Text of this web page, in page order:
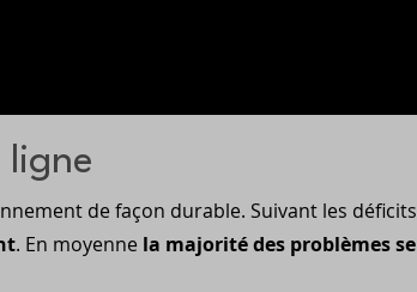
ligne
de façon durable. Suivant les déficits
. En moyenne la majorité des problèmes se